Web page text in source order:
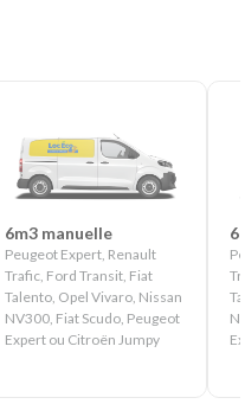
6m3 manuelle
Peugeot Expert, Renault
Trafic, Ford Transit, Fiat
Talento, Opel Vivaro, Nissan
NV300, Fiat Scudo, Peugeot
Expert ou Citroën Jumpy